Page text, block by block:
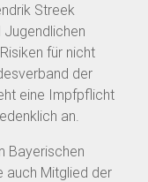
Streek
Jugendlichen
für nicht
der
eine Impfpflicht
an.
Bayerischen
auch Mitglied der